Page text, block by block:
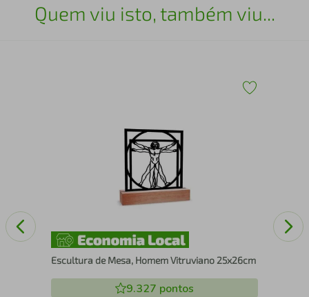
Quem viu isto, também viu...
Escultura de Mesa, Homem Vitruviano 25x26cm
9.327 pontos